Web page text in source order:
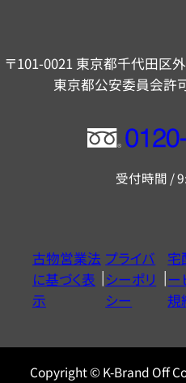
〒101-0021 東京都千代田区
東京都公安委員会許
フ
ー
ヤ
ル
受付時間 /
古物営業法
に基づく表
示
プライバ
シーポリ
シー
宅
ー
規
Copyright © K-Brand Off